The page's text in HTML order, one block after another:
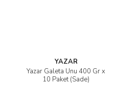
YAZAR
Yazar Galeta Unu 400 Gr x
10 Paket (Sade)
İncele